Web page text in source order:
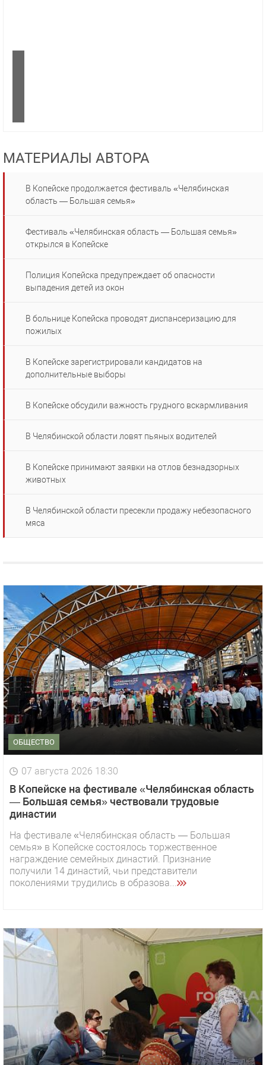
МАТЕРИАЛЫ АВТОРА
В Копейске продолжается фестиваль «Челябинская
область — Большая семья»
Фестиваль «Челябинская область — Большая семья»
открылся в Копейске
Полиция Копейска предупреждает об опасности
выпадения детей из окон
В больнице Копейска проводят диспансеризацию для
пожилых
В Копейске зарегистрировали кандидатов на
дополнительные выборы
В Копейске обсудили важность грудного вскармливания
В Челябинской области ловят пьяных водителей
В Копейске принимают заявки на отлов безнадзорных
животных
В Челябинской области пресекли продажу небезопасного
мяса
ОБЩЕСТВО
07 августа 2026 18:30
В Копейске на фестивале «Челябинская область
— Большая семья» чествовали трудовые
династии
На фестивале «Челябинская область — Большая
семья» в Копейске состоялось торжественное
награждение семейных династий. Признание
получили 14 династий, чьи представители
поколениями трудились в образова...